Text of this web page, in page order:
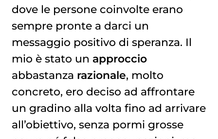
dove le persone coinvolte erano
sempre pronte a darci un
messaggio positivo di speranza. Il
mio è stato un approccio
abbastanza razionale, molto
concreto, ero deciso ad affrontare
un gradino alla volta fino ad arrivare
all’obiettivo, senza pormi grosse